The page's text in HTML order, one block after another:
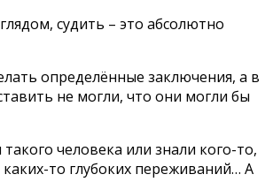
судить – это абсолютно
определённые заключения, а в
не могли, что они могли бы
человека или знали кого-то,
то глубоких переживаний… А